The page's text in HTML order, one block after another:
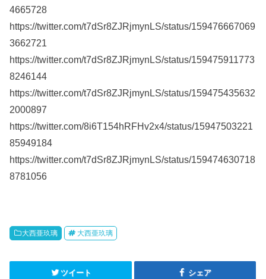
4665728
https://twitter.com/t7dSr8ZJRjmynLS/status/159476667069
3662721
https://twitter.com/t7dSr8ZJRjmynLS/status/159475911773
8246144
https://twitter.com/t7dSr8ZJRjmynLS/status/159475435632
2000897
https://twitter.com/8i6T154hRFHv2x4/status/15947503221
85949184
https://twitter.com/t7dSr8ZJRjmynLS/status/159474630718
8781056
大西亜玖璃 大西亜玖璃
ツイート シェア